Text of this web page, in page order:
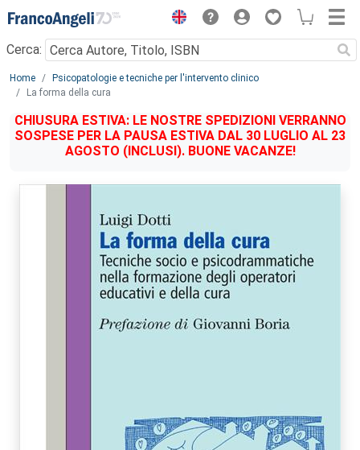
Menu
Cerca:
Main content
Home
Psicopatologie e tecniche per l'intervento clinico
La forma della cura
CHIUSURA ESTIVA: LE NOSTRE SPEDIZIONI VERRANNO
SOSPESE PER LA PAUSA ESTIVA DAL 30 LUGLIO AL 23
AGOSTO (INCLUSI). BUONE VACANZE!